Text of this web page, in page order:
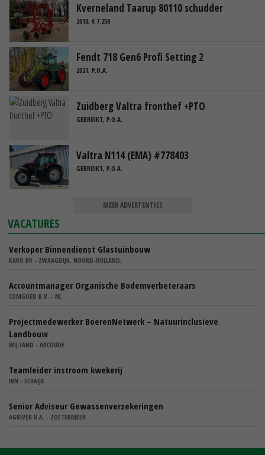
Kverneland Taarup 80110 schudder
2010, € 7.250
Fendt 718 Gen6 Profi Setting 2
2021, P.O.A.
Zuidberg Valtra fronthef +PTO
GEBRUIKT, P.O.A.
Valtra N114 (EMA) #778403
GEBRUIKT, P.O.A.
MEER ADVERTENTIES
VACATURES
Verkoper Binnendienst Glastuinbouw
KARO BV - ZWAAGDIJK, NOORD-HOLLAND,
Accountmanager Organische Bodemverbeteraars
COMGOED B.V. - NL
Projectmedewerker BoerenNetwerk – Natuurinclusieve
Landbouw
WIJ.LAND - ABCOUDE
Teamleider instroom kwekerij
IBN - SCHAIJK
Senior Adviseur Gewassenverzekeringen
AGRIVER U.A. - ZOETERMEER